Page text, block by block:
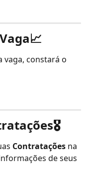
📈
vaga, constará o
🎖️
Contratações na
de seus